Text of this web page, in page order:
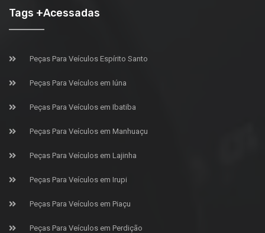
Tags +Acessadas
Peças Para Veículos Espírito Santo
Peças Para Veículos em Iúna
Peças Para Veículos em Ibatiba
Peças Para Veículos em Manhuaçu
Peças Para Veículos em Lajinha
Peças Para Veículos em Irupi
Peças Para Veículos em Piaçu
Peças Para Veículos em Perdição